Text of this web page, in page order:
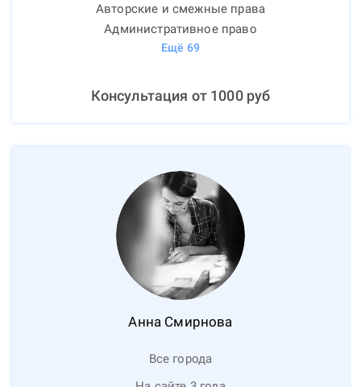
Авторские и смежные права
Административное право
Ещё 69
Консультация от 1000руб
Анна Смирнова
Все города